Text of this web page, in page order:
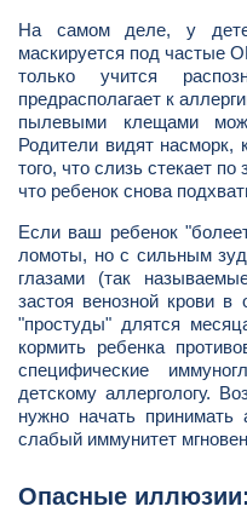
На самом деле, у
маскируется под частые
только учится
предрасполагает к
пылевыми клещами
Родители видят насморк,
того, что слизь стекает
что ребенок снова
Если ваш ребенок
ломоты, но с сильным
глазами (так
застоя венозной крови
"простуды" длятся
кормить ребенка
специфические
детскому аллергологу.
нужно начать принимать
слабый иммунитет
Опасные